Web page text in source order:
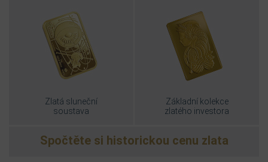
Zlatá sluneční
soustava
Základní kolekce
zlatého investora
Spočtěte si historickou cenu zlata